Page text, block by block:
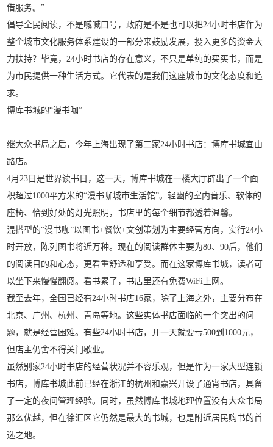
借服务。”
倡导全民阅读，不是喊喊口号，政府是不是也可以把24小时书店作为
整个城市文化服务体系建设的一部分来鼓励发展，投入更多的资金大
力扶持？毕竟，24小时书店的存在意义，不只是单纯的买买书，而是
为市民提供一种生活方式。它代表的是我们这座城市的文化态度和追
求。
博库书城的“漫书咖”
继大众书局之后，今年上海出现了第二家24小时书店：博库书城宜山
路店。
4月23日是世界读书日，这一天，博库书城在一楼大厅辟出了一个面
积超过1000平方米的“漫书咖城市生活馆”。轻幽的室内音乐、软体的
座椅、恰到好处的灯光照明，书店里的每个细节都透着温馨。
混搭型的“漫书咖”以图书+餐饮+文创策划为主要经营方向，实行24小
时开放，陈列图书将近万种。现在的阅读群体主要为80、90后，他们
的阅读目的和心态，更看重舒适和享受。而在这家博库书城，读者可
以坐下来慢慢翻阅。看书累了，书店里还有免费WiFi上网。
截至去年，全国已经有24小时书店16家，除了上海之外，主要分布在
北京、广州、杭州、青岛等地。这些实体书店面临的一个突出的问
题，就是经营困难。有些24小时书店，开一天就要亏500到1000元，
但店主仍舍不得关门歇业。
虽然别家24小时书店的经营状况并不容乐观，但是作为一家大型连锁
书店，博库书城此前已经在浙江的杭州和嘉兴开设了通宵书店，具备
了一定的夜间管理经验。同时，虽然博库书城地理位置没有大众书局
那么优越，但在徐汇区它仍然是最大的书城，也是附近居民购书的首
选之地。